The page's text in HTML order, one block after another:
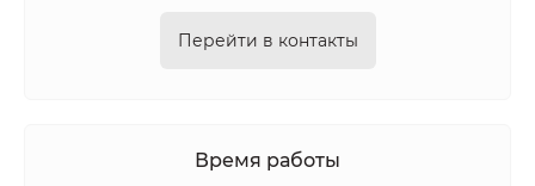
Перейти в контакты
Время работы